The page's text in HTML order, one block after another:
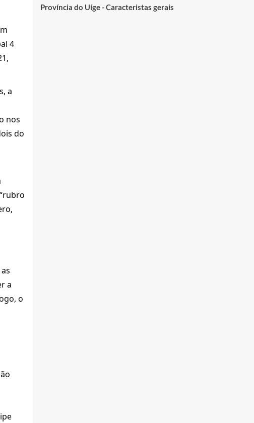
4
a
nos
do
a
o
Província do Uíge - Caracteristas gerais